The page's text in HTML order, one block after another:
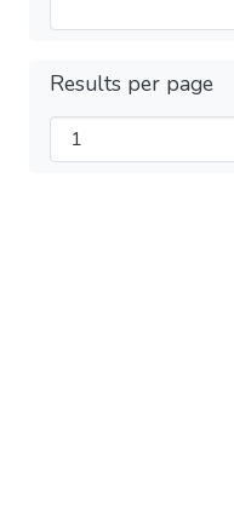
Results per page